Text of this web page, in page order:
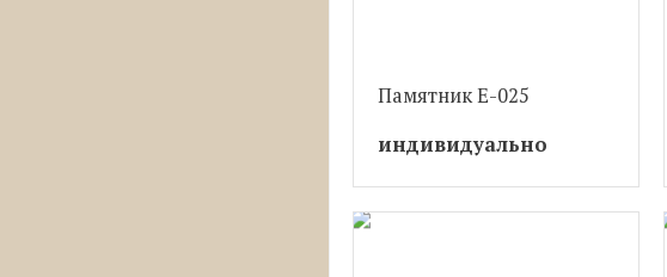
Памятник Е-025
индивидуально